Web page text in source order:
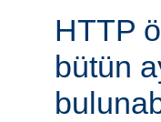
HTTP
bütün